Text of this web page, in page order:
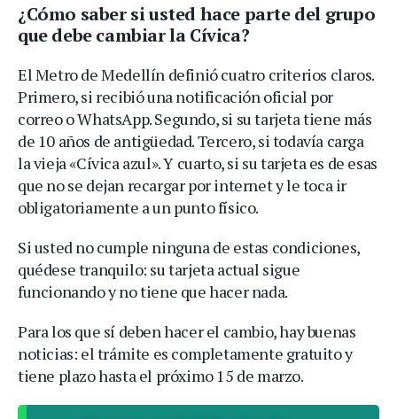
¿Cómo saber si usted hace parte del grupo
que debe cambiar la Cívica?
El Metro de Medellín definió cuatro criterios claros.
Primero, si recibió una notificación oficial por
correo o WhatsApp. Segundo, si su tarjeta tiene más
de 10 años de antigüedad. Tercero, si todavía carga
la vieja «Cívica azul». Y cuarto, si su tarjeta es de esas
que no se dejan recargar por internet y le toca ir
obligatoriamente a un punto físico.
Si usted no cumple ninguna de estas condiciones,
quédese tranquilo: su tarjeta actual sigue
funcionando y no tiene que hacer nada.
Para los que sí deben hacer el cambio, hay buenas
noticias: el trámite es completamente gratuito y
tiene plazo hasta el próximo 15 de marzo.